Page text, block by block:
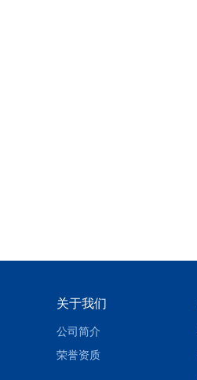
关于我们
公司简介
荣誉资质